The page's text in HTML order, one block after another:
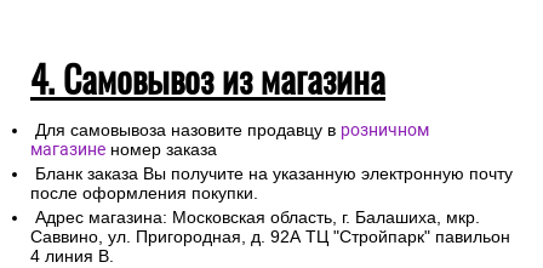
4. Самовывоз из магазина
Для самовывоза назовите продавцу в розничном
магазине номер заказа
Бланк заказа Вы получите на указанную электронную почту
после оформления покупки.
Адрес магазина: Московская область, г. Балашиха, мкр.
Саввино, ул. Пригородная, д. 92А ТЦ "Стройпарк" павильон
4 линия В.